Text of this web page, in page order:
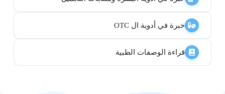
خبرة في أدوية ال OTC
قراءة الوصفات الطبية